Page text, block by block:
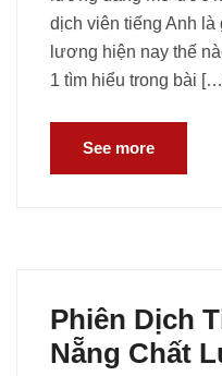
dịch viên tiếng Anh là
lương hiện nay thế
1 tìm hiểu trong bài
See more
Phiên Dịch
Nẵng Chất